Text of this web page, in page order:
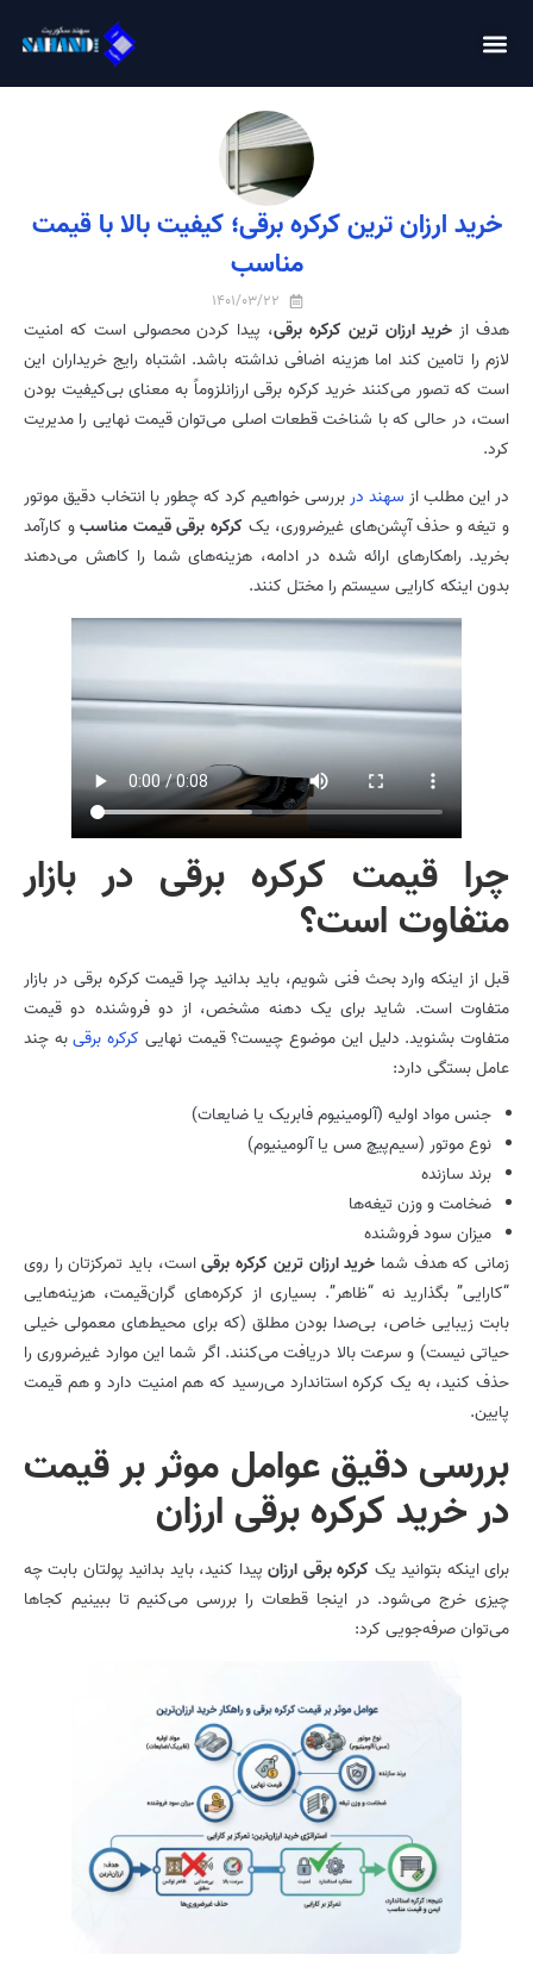
خرید ارزان ترین کرکره برقی؛ کیفیت بالا با قیمت
مناسب
1401/03/22
هدف از خرید ارزان ترین کرکره برقی، پیدا کردن محصولی است که امنیت
لازم را تامین کند اما هزینه اضافی نداشته باشد. اشتباه رایج خریداران این
است که تصور می‌کنند خرید کرکره برقی ارزانلزوماً به معنای بی‌کیفیت بودن
است، در حالی که با شناخت قطعات اصلی می‌توان قیمت نهایی را مدیریت
کرد.
در این مطلب از سهند دربررسی خواهیم کرد که چطور با انتخاب دقیق موتور
و تیغه و حذف آپشن‌های غیرضروری، یک کرکره برقی قیمت مناسبو کارآمد
بخرید. راهکارهای ارائه شده در ادامه، هزینه‌های شما را کاهش می‌دهند
بدون اینکه کارایی سیستم را مختل کنند.
چرا قیمت کرکره برقی در بازار
متفاوت است؟
قبل از اینکه وارد بحث فنی شویم، باید بدانید چرا قیمت کرکره برقی در بازار
متفاوت است. شاید برای یک دهنه مشخص، از دو فروشنده دو قیمت
متفاوت بشنوید. دلیل این موضوع چیست؟ قیمت نهایی کرکره برقیبه چند
عامل بستگی دارد:
جنس مواد اولیه (آلومینیوم فابریک یا ضایعات)
نوع موتور (سیم‌پیچ مس یا آلومینیوم)
برند سازنده
ضخامت و وزن تیغه‌ها
میزان سود فروشنده
زمانی که هدف شما خرید ارزان ترین کرکره برقیاست، باید تمرکزتان را روی
“کارایی” بگذارید نه “ظاهر”. بسیاری از کرکره‌های گران‌قیمت، هزینه‌هایی
بابت زیبایی خاص، بی‌صدا بودن مطلق (که برای محیط‌های معمولی خیلی
حیاتی نیست) و سرعت بالا دریافت می‌کنند. اگر شما این موارد غیرضروری را
حذف کنید، به یک کرکره استاندارد می‌رسید که هم امنیت دارد و هم قیمت
پایین.
بررسی دقیق عوامل موثر بر قیمت
در خرید کرکره برقی ارزان
برای اینکه بتوانید یک کرکره برقی ارزانپیدا کنید، باید بدانید پولتان بابت چه
چیزی خرج می‌شود. در اینجا قطعات را بررسی می‌کنیم تا ببینیم کجاها
می‌توان صرفه‌جویی کرد: